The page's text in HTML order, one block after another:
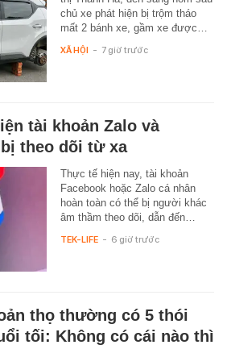
chủ xe phát hiện bị trộm tháo
mất 2 bánh xe, gầm xe được…
XÃ HỘI - 7 giờ trước
tài khoản Zalo và
theo dõi từ xa
Thực tế hiện nay, tài khoản
Facebook hoặc Zalo cá nhân
hoàn toàn có thể bị người khác
âm thầm theo dõi, dẫn đến…
TEK-LIFE - 6 giờ trước
thọ thường có 5 thói
tối: Không có cái nào thì